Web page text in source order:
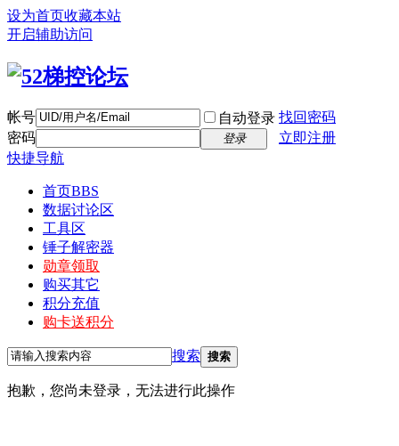
设为首页收藏本站
开启辅助访问
帐号 自动登录 找回密码
密码
登录
立即注册
快捷导航
首页BBS
数据讨论区
工具区
锤子解密器
勋章领取
购买其它
积分充值
购卡送积分
搜索 搜索
抱歉，您尚未登录，无法进行此操作